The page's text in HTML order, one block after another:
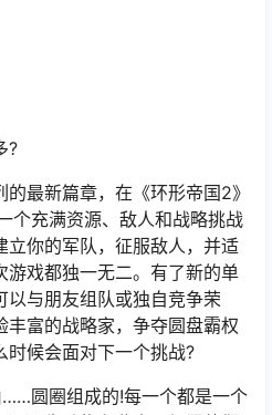
?
最新篇章，在《环形帝国2》
个充满资源、敌人和战略挑战
立你的军队，征服敌人，并适
游戏都独一无二。有了新的单
与朋友组队或独自竞争荣
富的战略家，争夺圆盘霸权
候会面对下一个挑战?
……圆圈组成的!每一个都是一个